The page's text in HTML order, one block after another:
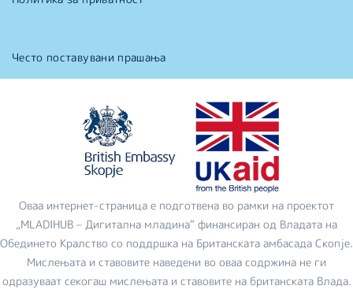
Често поставувани прашања
Оваа интернет-страница е подготвена во рамки на проектот
„MLADIHUB – Дигитална младина“ финансиран од Владата на
Обединето Кралство со поддршка на Британската амбасада Скопје.
Мислењата и ставовите наведени во оваа содржина не ги
одразуваат секогаш мислењата и ставовите на британската Влада.